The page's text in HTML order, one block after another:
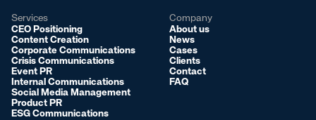
Services
CEO Positioning
Content Creation
Corporate Communications
Crisis Communications
Event PR
Internal Communications
Social Media Management
Product PR
ESG Communications
Company
About us
News
Cases
Clients
Contact
FAQ